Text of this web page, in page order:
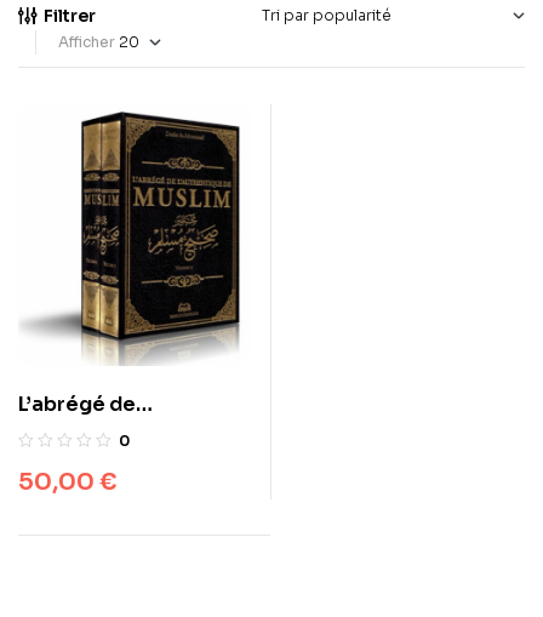
Filtrer
Afficher
L’abrégé de
l’authentique de
(Sahih Muslim)
0
50,00 €